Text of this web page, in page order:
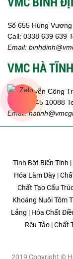
Số 655 Hùng
Call: 0338 639 639
Email:
VMC HÀ TĨNH
359 Nguyễn Công
Call:
09345 10088
Email: hatinh
Tinh Bột Biến Tính
Hóa Làm Dày |
Chất Tạo Cấu
Khoáng Nuôi Tôm
Lắng | Hóa Chất
Rêu Tảo | Chất
2019 Copyright ©